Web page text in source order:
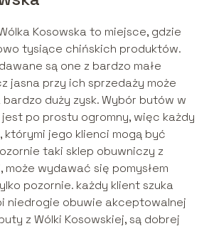
Kosowska to miejsce, gdzie
tysiące chińskich produktów.
są one z bardzo małe
jasna przy ich sprzedaży może
duży zysk. Wybór butów w
po prostu ogromny, więc każdy
którymi jego klienci mogą być
taki sklep obuwniczy z
może wydawać się pomysłem
pozornie. każdy klient szuka
niedrogie obuwie akceptowalnej
z Wólki Kosowskiej, są dobrej